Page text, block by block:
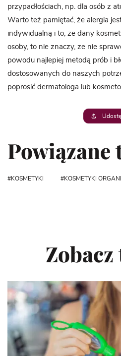
przypadłościach, np. dla osób z
Warto też pamiętać, że alergia
indywidualną i to, że dany
osoby, to nie znaczy, ze nie
powodu najlepiej metodą prób i
dostosowanych do naszych
poprosić dermatologa lub
Powiązane
KOSMETYKI KOSMETYKI
Zobacz